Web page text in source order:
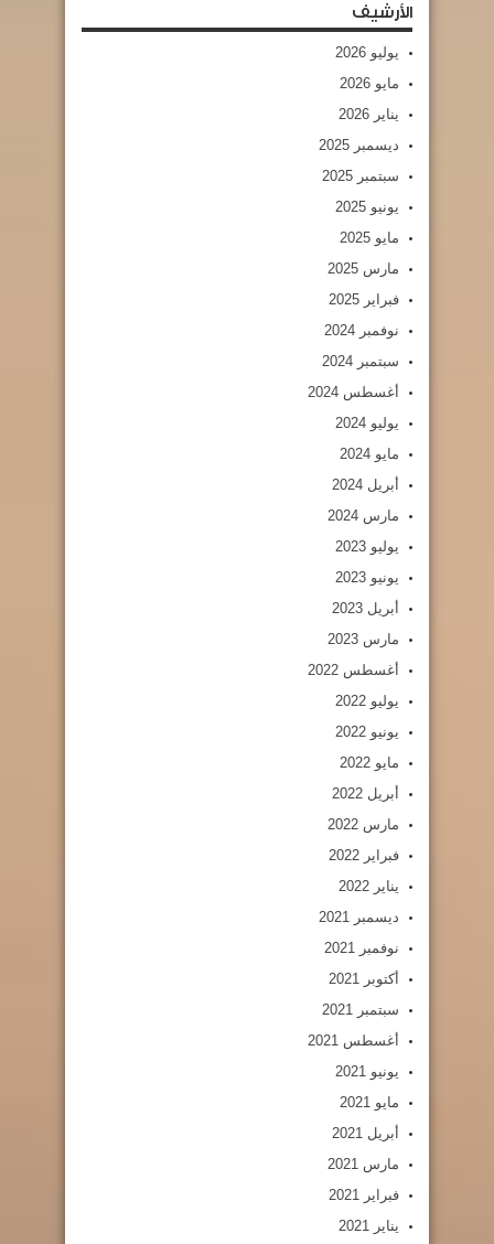
الأرشيف
يوليو 2026
مايو 2026
يناير 2026
ديسمبر 2025
سبتمبر 2025
يونيو 2025
مايو 2025
مارس 2025
فبراير 2025
نوفمبر 2024
سبتمبر 2024
أغسطس 2024
يوليو 2024
مايو 2024
أبريل 2024
مارس 2024
يوليو 2023
يونيو 2023
أبريل 2023
مارس 2023
أغسطس 2022
يوليو 2022
يونيو 2022
مايو 2022
أبريل 2022
مارس 2022
فبراير 2022
يناير 2022
ديسمبر 2021
نوفمبر 2021
أكتوبر 2021
سبتمبر 2021
أغسطس 2021
يونيو 2021
مايو 2021
أبريل 2021
مارس 2021
فبراير 2021
يناير 2021